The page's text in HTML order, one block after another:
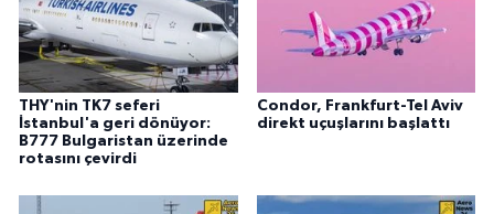
THY'nin TK7 seferi
İstanbul'a geri dönüyor:
B777 Bulgaristan üzerinde
rotasını çevirdi
Condor, Frankfurt-Tel Aviv
direkt uçuşlarını başlattı